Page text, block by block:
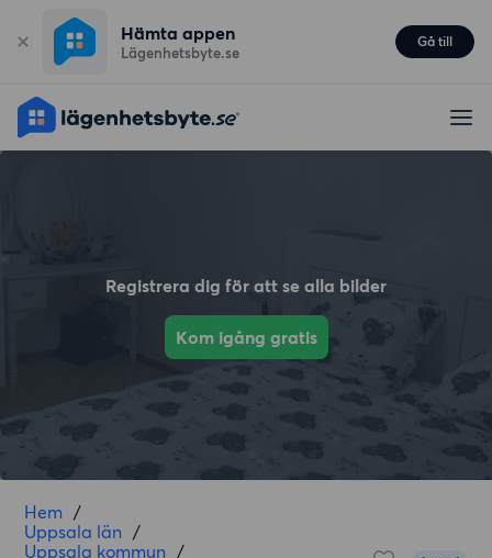
Hämta appen
Lägenhetsbyte.se
Gå till
Registrera dig för att se alla bilder
Kom igång gratis
Hem /
Uppsala län /
Uppsala kommun /